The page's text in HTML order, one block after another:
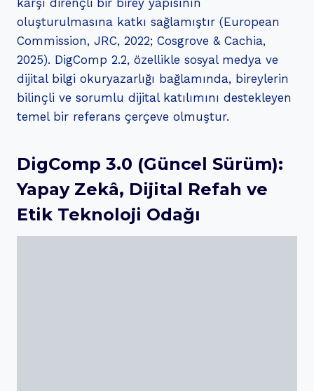
oluşturulmasına katkı sağlamıştır (European
Commission, JRC, 2022; Cosgrove & Cachia,
2025). DigComp 2.2, özellikle sosyal medya ve
dijital bilgi okuryazarlığı bağlamında, bireylerin
bilinçli ve sorumlu dijital katılımını destekleyen
temel bir referans çerçeve olmuştur.
DigComp 3.0 (Güncel Sürüm):
Yapay Zekâ, Dijital Refah ve
Etik Teknoloji Odağı